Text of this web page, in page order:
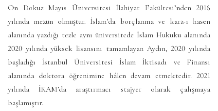
On Dokuz Mayıs Üniversitesi İlahiyat Fakültesi’nden 2016
yılında mezun olmuştur. İslam’da borçlanma ve karz-ı hasen
alanında yazdığı tezle aynı üniversitede İslam Hukuku alanında
2020 yılında yüksek lisansını tamamlayan Aydın, 2020 yılında
başladığı İstanbul Üniversitesi İslam İktisadı ve Finansı
alanında doktora öğrenimine hâlen devam etmektedir. 2021
yılında İKAM’da araştırmacı stajyer olarak çalışmaya
başlamıştır.